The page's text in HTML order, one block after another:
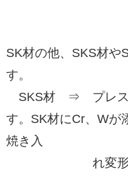
SK材の他、SKS材や
す。
SKS材 ⇒ プレス
す。SK材にCr、Wが
焼き入
れ変形量が1